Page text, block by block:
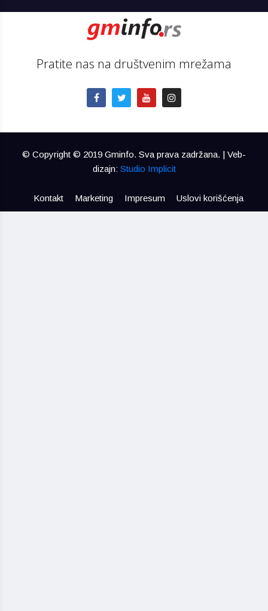
Pratite nas na društvenim mrežama
© Copyright © 2019 Gminfo. Sva prava zadržana. | Veb-
dizajn: Studio Implicit
Kontakt Marketing Impresum Uslovi korišćenja